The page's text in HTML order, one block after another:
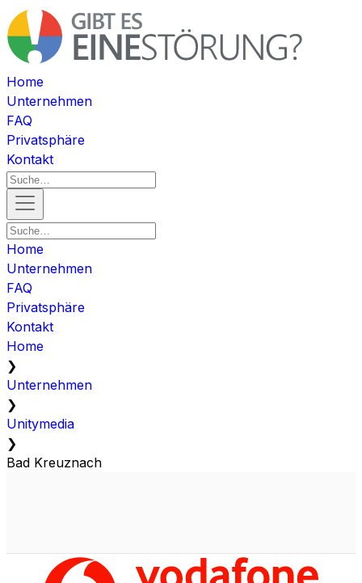
Home
Unternehmen
FAQ
Privatsphäre
Kontakt
Home
Unternehmen
FAQ
Privatsphäre
Kontakt
Home
❯
Unternehmen
❯
Unitymedia
❯
Bad Kreuznach